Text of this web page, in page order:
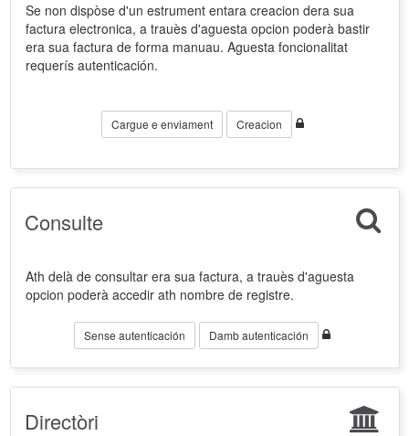
Se non dispòse d'un estrument entara creacion dera sua
factura electronica, a trauès d'aguesta opcion poderà bastir
era sua factura de forma manuau. Aguesta foncionalitat
requerís autenticación.
Cargue e enviament Creacion
Consulte
Ath delà de consultar era sua factura, a trauès d'aguesta
opcion poderà accedir ath nombre de registre.
Sense autenticación Damb autenticación
Directòri